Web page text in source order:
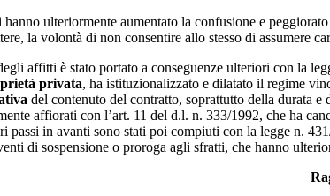
ulteriormente aumentato la confusione e
la volontà di non consentire allo stesso di assumere
affitti è stato portato a conseguenze ulteriori con la
privata, ha istituzionalizzato e dilatato il regime
del contenuto del contratto, soprattutto della durata
affiorati con l’art. 11 del d.l. n. 333/1992, che ha
passi in avanti sono stati poi compiuti con la legge n.
di sospensione o proroga agli sfratti, che hanno